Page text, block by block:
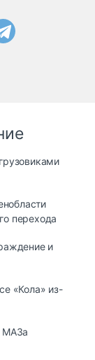
перехода
и
«Кола» из-
МАЗа